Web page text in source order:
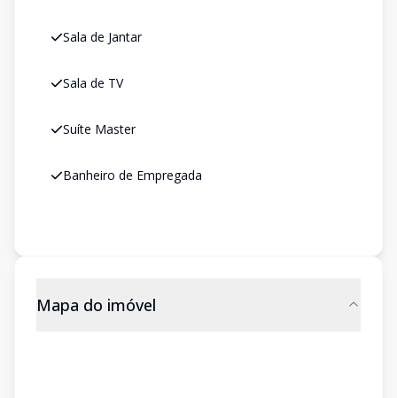
Sala de Jantar
Sala de TV
Suíte Master
Banheiro de Empregada
Mapa do imóvel